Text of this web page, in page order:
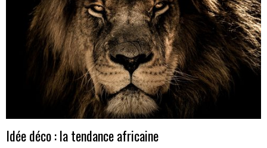
Idée déco : la tendance africaine